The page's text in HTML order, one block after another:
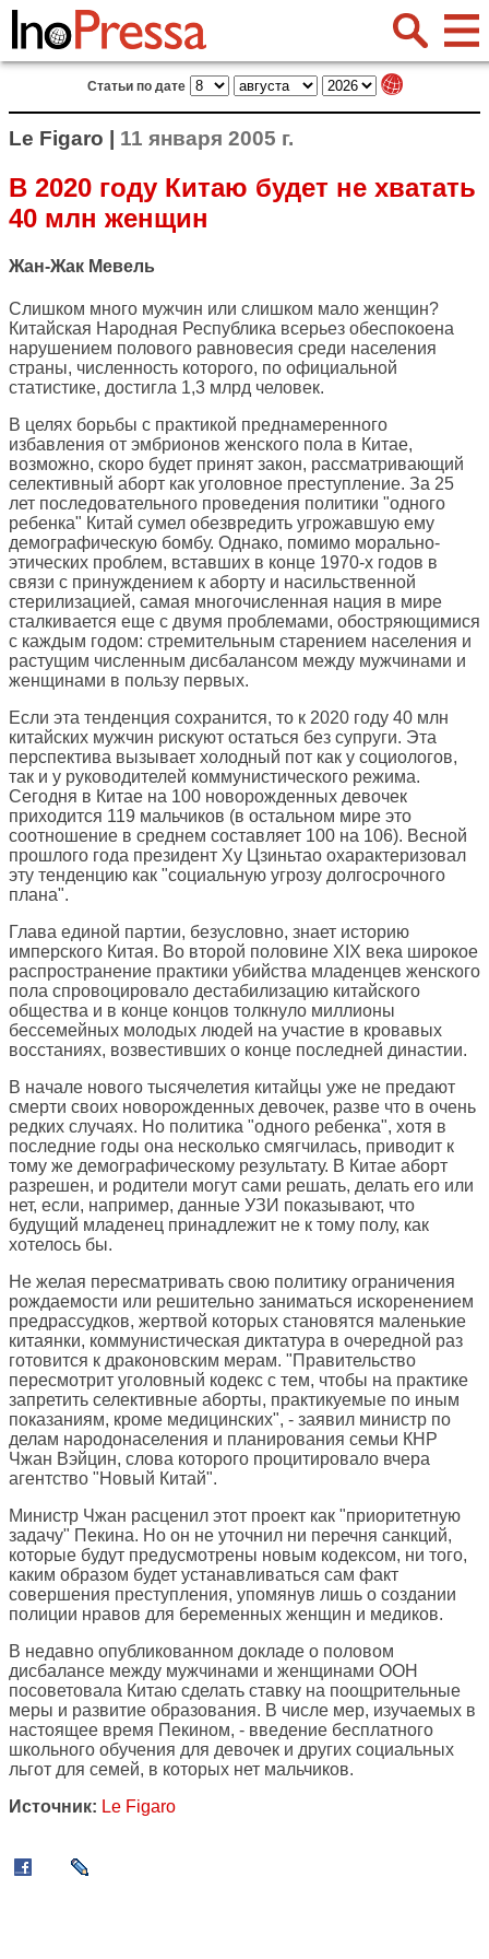
Статьи по дате
Le Figaro | 11 января 2005 г.
В 2020 году Китаю будет не хватать
40 млн женщин
Жан-Жак Мевель
Слишком много мужчин или слишком мало женщин?
Китайская Народная Республика всерьез обеспокоена
нарушением полового равновесия среди населения
страны, численность которого, по официальной
статистике, достигла 1,3 млрд человек.
В целях борьбы с практикой преднамеренного
избавления от эмбрионов женского пола в Китае,
возможно, скоро будет принят закон, рассматривающий
селективный аборт как уголовное преступление. За 25
лет последовательного проведения политики "одного
ребенка" Китай сумел обезвредить угрожавшую ему
демографическую бомбу. Однако, помимо морально-
этических проблем, вставших в конце 1970-х годов в
связи с принуждением к аборту и насильственной
стерилизацией, самая многочисленная нация в мире
сталкивается еще с двумя проблемами, обостряющимися
с каждым годом: стремительным старением населения и
растущим численным дисбалансом между мужчинами и
женщинами в пользу первых.
Если эта тенденция сохранится, то к 2020 году 40 млн
китайских мужчин рискуют остаться без супруги. Эта
перспектива вызывает холодный пот как у социологов,
так и у руководителей коммунистического режима.
Сегодня в Китае на 100 новорожденных девочек
приходится 119 мальчиков (в остальном мире это
соотношение в среднем составляет 100 на 106). Весной
прошлого года президент Ху Цзиньтао охарактеризовал
эту тенденцию как "социальную угрозу долгосрочного
плана".
Глава единой партии, безусловно, знает историю
имперского Китая. Во второй половине XIX века широкое
распространение практики убийства младенцев женского
пола спровоцировало дестабилизацию китайского
общества и в конце концов толкнуло миллионы
бессемейных молодых людей на участие в кровавых
восстаниях, возвестивших о конце последней династии.
В начале нового тысячелетия китайцы уже не предают
смерти своих новорожденных девочек, разве что в очень
редких случаях. Но политика "одного ребенка", хотя в
последние годы она несколько смягчилась, приводит к
тому же демографическому результату. В Китае аборт
разрешен, и родители могут сами решать, делать его или
нет, если, например, данные УЗИ показывают, что
будущий младенец принадлежит не к тому полу, как
хотелось бы.
Не желая пересматривать свою политику ограничения
рождаемости или решительно заниматься искоренением
предрассудков, жертвой которых становятся маленькие
китаянки, коммунистическая диктатура в очередной раз
готовится к драконовским мерам. "Правительство
пересмотрит уголовный кодекс с тем, чтобы на практике
запретить селективные аборты, практикуемые по иным
показаниям, кроме медицинских", - заявил министр по
делам народонаселения и планирования семьи КНР
Чжан Вэйцин, слова которого процитировало вчера
агентство "Новый Китай".
Министр Чжан расценил этот проект как "приоритетную
задачу" Пекина. Но он не уточнил ни перечня санкций,
которые будут предусмотрены новым кодексом, ни того,
каким образом будет устанавливаться сам факт
совершения преступления, упомянув лишь о создании
полиции нравов для беременных женщин и медиков.
В недавно опубликованном докладе о половом
дисбалансе между мужчинами и женщинами ООН
посоветовала Китаю сделать ставку на поощрительные
меры и развитие образования. В числе мер, изучаемых в
настоящее время Пекином, - введение бесплатного
школьного обучения для девочек и других социальных
льгот для семей, в которых нет мальчиков.
Источник: Le Figaro